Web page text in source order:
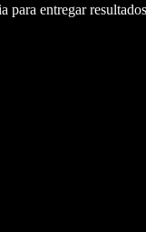
para entregar